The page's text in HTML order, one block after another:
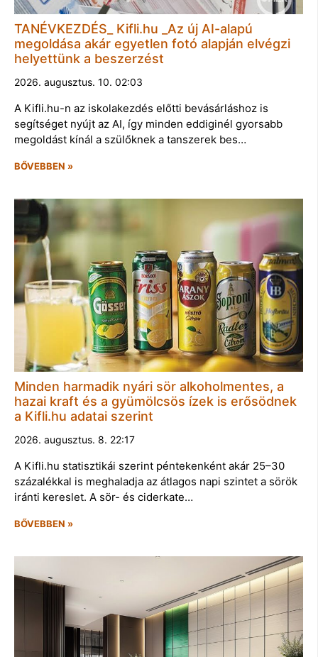
TANÉVKEZDÉS_ Kifli.hu _Az új AI-alapú
megoldása akár egyetlen fotó alapján elvégzi
helyettünk a beszerzést
2026. augusztus. 10. 02:03
A Kifli.hu-n az iskolakezdés előtti bevásárláshoz is
segítséget nyújt az AI, így minden eddiginél gyorsabb
megoldást kínál a szülőknek a tanszerek bes…
BŐVEBBEN »
Minden harmadik nyári sör alkoholmentes, a
hazai kraft és a gyümölcsös ízek is erősödnek
a Kifli.hu adatai szerint
2026. augusztus. 8. 22:17
A Kifli.hu statisztikái szerint péntekenként akár 25–30
százalékkal is meghaladja az átlagos napi szintet a sörök
iránti kereslet. A sör- és ciderkate…
BŐVEBBEN »